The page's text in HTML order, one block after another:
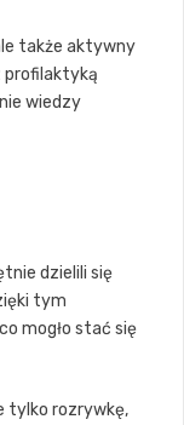
także aktywny
profilaktyką
wiedzy
dzielili się
tym
mogło stać się
tylko rozrywkę,